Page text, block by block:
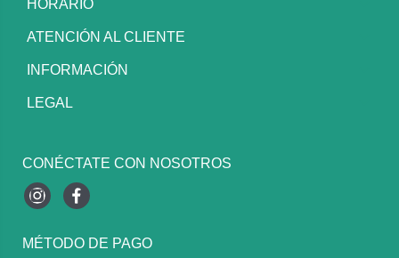
HORARIO
ATENCIÓN AL CLIENTE
INFORMACIÓN
LEGAL
CONÉCTATE CON NOSOTROS
InstagramFacebook
MÉTODO DE PAGO